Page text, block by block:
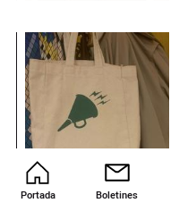
Portada Boletines